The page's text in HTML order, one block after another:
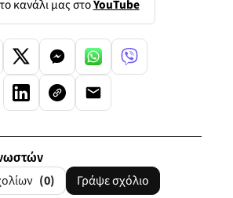
κανάλι μας στοYouTube
(0) Γράψε σχόλιο